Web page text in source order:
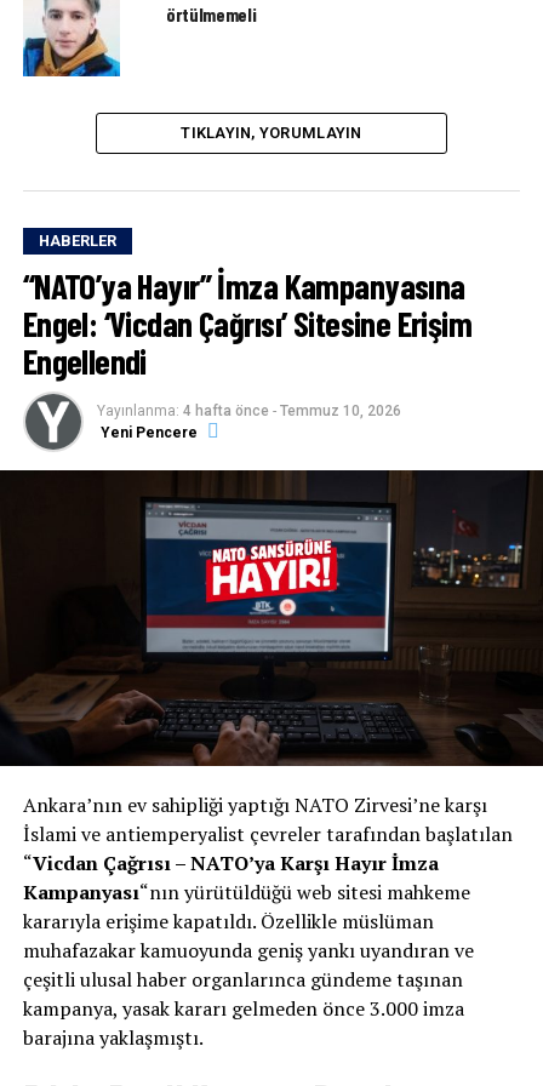
örtülmemeli
TIKLAYIN, YORUMLAYIN
HABERLER
“NATO’ya Hayır” İmza Kampanyasına
Engel: ‘Vicdan Çağrısı’ Sitesine Erişim
Engellendi
Yayınlanma: 4 hafta önce - Temmuz 10, 2026
Yeni Pencere
Ankara’nın ev sahipliği yaptığı NATO Zirvesi’ne karşı
İslami ve antiemperyalist çevreler tarafından başlatılan
“Vicdan Çağrısı – NATO’ya Karşı Hayır İmza
Kampanyası“nın yürütüldüğü web sitesi mahkeme
kararıyla erişime kapatıldı. Özellikle müslüman
muhafazakar kamuoyunda geniş yankı uyandıran ve
çeşitli ulusal haber organlarınca gündeme taşınan
kampanya, yasak kararı gelmeden önce 3.000 imza
barajına yaklaşmıştı.